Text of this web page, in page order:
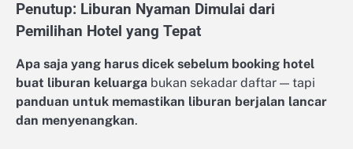
Penutup: Liburan Nyaman Dimulai dari
Pemilihan Hotel yang Tepat
Apa saja yang harus dicek sebelum booking hotel
buat liburan keluarga bukan sekadar daftar — tapi
panduan untuk memastikan liburan berjalan lancar
dan menyenangkan.